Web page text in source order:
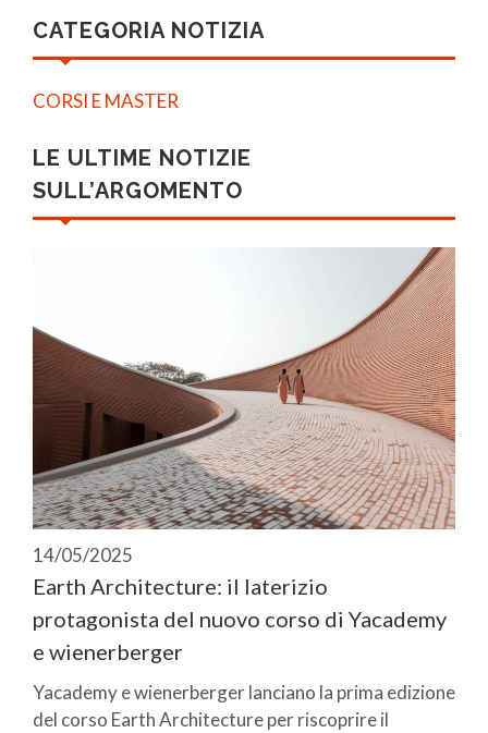
CATEGORIA NOTIZIA
CORSI E MASTER
LE ULTIME NOTIZIE
SULL’ARGOMENTO
14/05/2025
Earth Architecture: il laterizio
protagonista del nuovo corso di Yacademy
e wienerberger
Yacademy e wienerberger lanciano la prima edizione
del corso Earth Architecture per riscoprire il